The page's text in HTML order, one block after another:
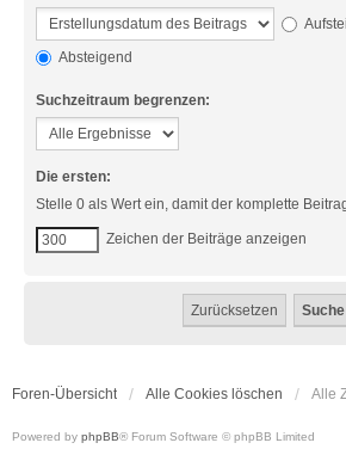
Absteigend
Suchzeitraum begrenzen:
Die ersten:
Stelle 0 als Wert ein, damit der komplette
Zeichen der Beiträge anzeigen
Foren-Übersicht Alle Cookies löschen Alle
Powered by phpBB® Forum Software © phpBB Limited